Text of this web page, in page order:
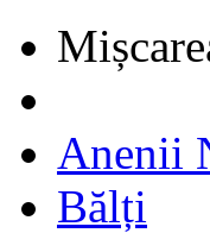
Anenii
Bălți